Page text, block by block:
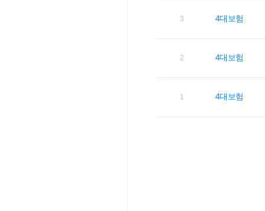
3 4대보험
2 4대보험
1 4대보험